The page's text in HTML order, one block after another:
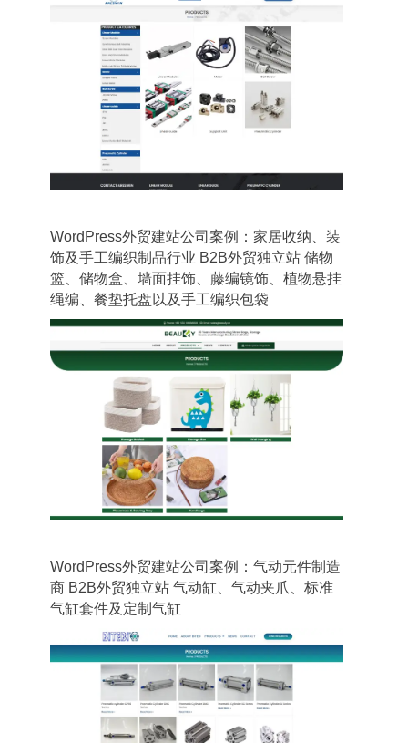
WordPress外贸建站公司案例：家居收纳、装
饰及手工编织制品行业 B2B外贸独立站 储物
篮、储物盒、墙面挂饰、藤编镜饰、植物悬挂
绳编、餐垫托盘以及手工编织包袋
WordPress外贸建站公司案例：气动元件制造
商 B2B外贸独立站 气动缸、气动夹爪、标准
气缸套件及定制气缸